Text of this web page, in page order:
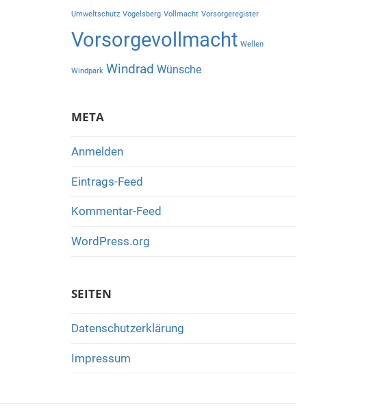
Umweltschutz Vogelsberg Vollmacht Vorsorgeregister
Vorsorgevollmacht Wellen
Windpark Windrad Wünsche
META
Anmelden
Eintrags-Feed
Kommentar-Feed
WordPress.org
SEITEN
Datenschutzerklärung
Impressum